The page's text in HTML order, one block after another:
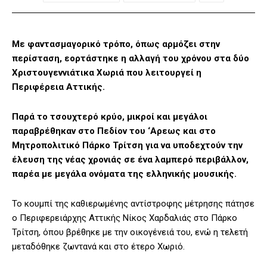
Με φαντασμαγορικό τρόπο, όπως αρμόζει στην
περίσταση, εορτάστηκε η αλλαγή του χρόνου στα δύο
Χριστουγεννιάτικα Χωριά που λειτουργεί η
Περιφέρεια Αττικής.
Παρά το τσουχτερό κρύο, μικροί και μεγάλοι
παραβρέθηκαν στο Πεδίον του ‘Αρεως και στο
Μητροπολιτικό Πάρκο Τρίτση για να υποδεχτούν την
έλευση της νέας χρονιάς σε ένα λαμπερό περιβάλλον,
παρέα με μεγάλα ονόματα της ελληνικής μουσικής.
Το κουμπί της καθιερωμένης αντίστροφης μέτρησης πάτησε
ο Περιφερειάρχης Αττικής Νίκος Χαρδαλιάς στο Πάρκο
Τρίτση, όπου βρέθηκε με την οικογένειά του, ενώ η τελετή
μεταδόθηκε ζωντανά και στο έτερο Χωριό.